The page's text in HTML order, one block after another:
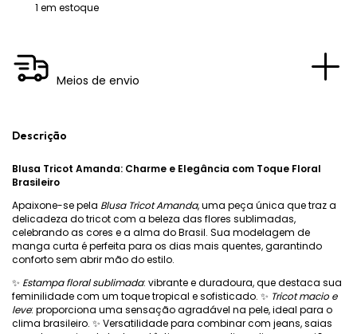
1 em estoque
Meios de envio
Descrição
Blusa Tricot Amanda: Charme e Elegância com Toque Floral
Brasileiro
Apaixone-se pela Blusa Tricot Amanda, uma peça única que traz a
delicadeza do tricot com a beleza das flores sublimadas,
celebrando as cores e a alma do Brasil. Sua modelagem de
manga curta é perfeita para os dias mais quentes, garantindo
conforto sem abrir mão do estilo.
✨ Estampa floral sublimada: vibrante e duradoura, que destaca sua
feminilidade com um toque tropical e sofisticado. ✨ Tricot macio e
leve: proporciona uma sensação agradável na pele, ideal para o
clima brasileiro. ✨ Versatilidade para combinar com jeans, saias